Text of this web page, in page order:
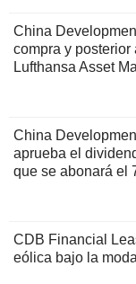
China
compra y posterior
Lufthansa Asset
China
aprueba el
que se abonará el
CDB Financial
eólica bajo la